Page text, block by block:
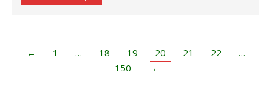
← 1 … 18 19 20 21 22
…
150
→